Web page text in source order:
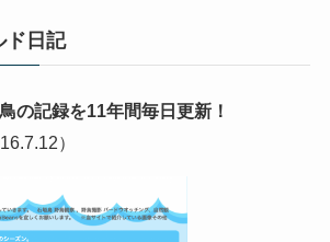
ド日記
の記録を11年間毎日更新！
）